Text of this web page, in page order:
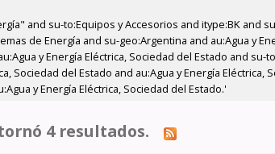
and su-to:Equipos y Accesorios and itype:BK and
de Energía and su-geo:Argentina and au:Agua y
y Energía Eléctrica, Sociedad del Estado and
Sociedad del Estado and au:Agua y Energía
y Energía Eléctrica, Sociedad del Estado.'
4 resultados.